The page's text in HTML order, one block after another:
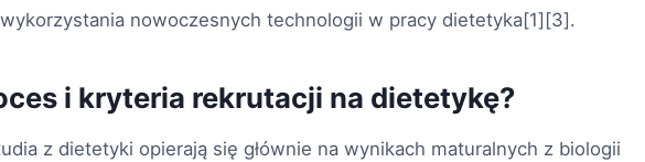
nowoczesnych technologii w pracy dietetyka[1][3].
i kryteria rekrutacji na dietetykę?
z dietetyki opierają się głównie na wynikach maturalnych z biologii